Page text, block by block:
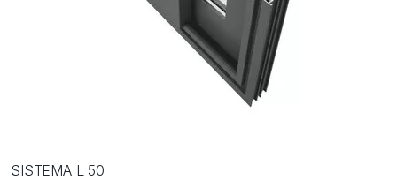
SISTEMA L 50